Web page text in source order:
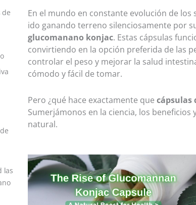
de
las
En el mundo en constante evolución de
ido ganando terreno silenciosamente por
glucomanano konjac. Estas cápsulas
convirtiendo en la opción preferida de las
controlar el peso y mejorar la salud
cómodo y fácil de tomar.
Pero ¿qué hace exactamente que cápsulas
Sumerjámonos en la ciencia, los
natural.